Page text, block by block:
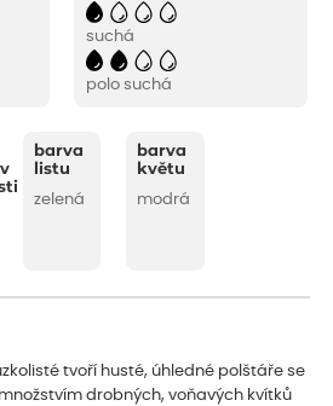
suchá
polo suchá
barva
listu
zelená
barva
květu
modrá
tvoří husté, úhledné polštáře se
drobných, voňavých kvítků